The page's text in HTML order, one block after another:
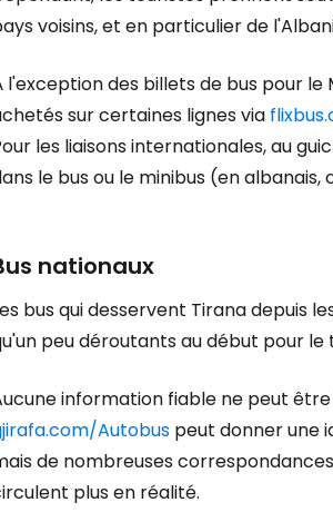
voisins, et en particulier de
l'exception des billets de bus pour
sur certaines lignes via
les liaisons internationales, au
le bus ou le minibus (en
nationaux
bus qui desservent Tirana depuis
peu déroutants au début pour
information fiable ne peut
Autobus peut donner une
de nombreuses
plus en réalité.